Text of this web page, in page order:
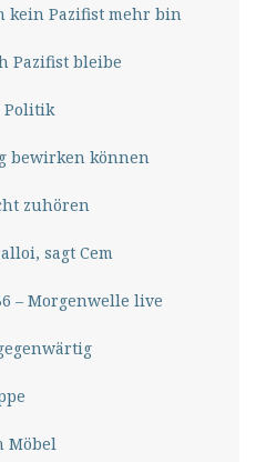
kein Pazifist mehr bin
Pazifist bleibe
Politik
bewirken können
zuhören
sagt Cem
– Morgenwelle live
Möbel